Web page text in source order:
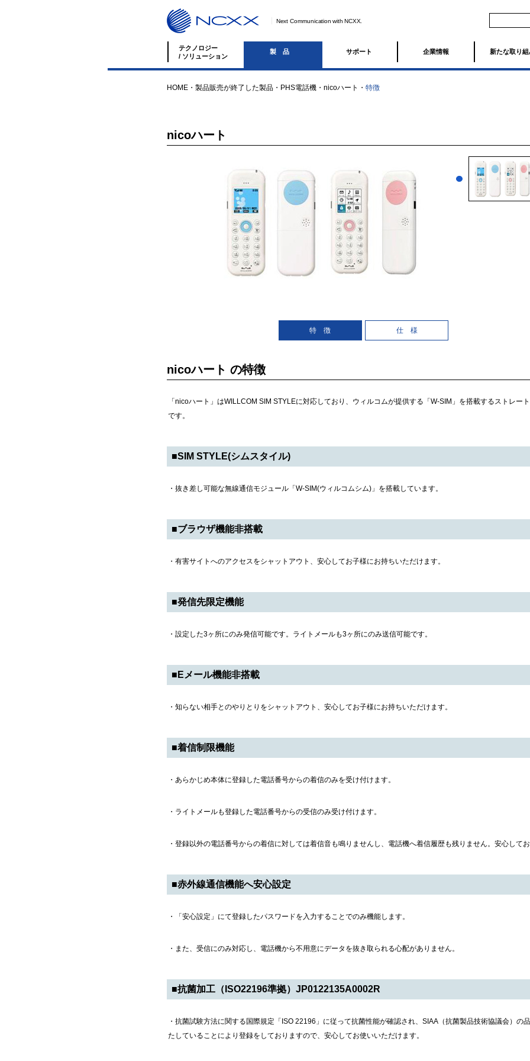
Next Communication with NCXX.
テクノロジー
/ ソリューション
製品 サポート 企業情報 新たな取り組
HOME ・ 製品販売が終了した製品 ・ PHS電話機 ・ nicoハート ・ 特徴
nicoハート
特 徴 仕 様
nicoハート の特徴
「nicoハート」はWILLCOM SIM STYLEに対応しており、ウィルコムが提供する「W-SIM」を搭載するストレー
です。
■SIM STYLE(シムスタイル)
・抜き差し可能な無線通信モジュール「W-SIM(ウィルコムシム)」を搭載しています。
■ブラウザ機能非搭載
・有害サイトへのアクセスをシャットアウト、安心してお子様にお持ちいただけます。
■発信先限定機能
・設定した3ヶ所にのみ発信可能です。ライトメールも3ヶ所にのみ送信可能です。
■Eメール機能非搭載
・知らない相手とのやりとりをシャットアウト、安心してお子様にお持ちいただけます。
■着信制限機能
・あらかじめ本体に登録した電話番号からの着信のみを受け付けます。
・ライトメールも登録した電話番号からの受信のみ受け付けます。
・登録以外の電話番号からの着信に対しては着信音も鳴りませんし、電話機へ着信履歴も残りません。安心して
■赤外線通信機能へ安心設定
・「安心設定」にて登録したパスワードを入力することでのみ機能します。
・また、受信にのみ対応し、電話機から不用意にデータを抜き取られる心配がありません。
■抗菌加工（ISO22196準拠）JP0122135A0002R
・抗菌試験方法に関する国際規定「ISO 22196」に従って抗菌性能が確認され、SIAA（抗菌製品技術協議会）の
たしていることにより登録をしておりますので、安心してお使いいただけます。